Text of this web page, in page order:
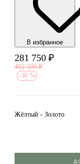
В избранноe
281 750 ₽
402 500 ₽
-30 %
Жёлтый - Золото